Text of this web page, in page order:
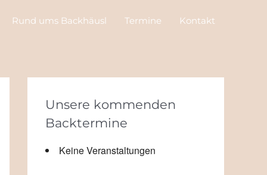
Rund ums Backhäusl Termine Kontakt
Unsere kommenden
Backtermine
Keine Veranstaltungen